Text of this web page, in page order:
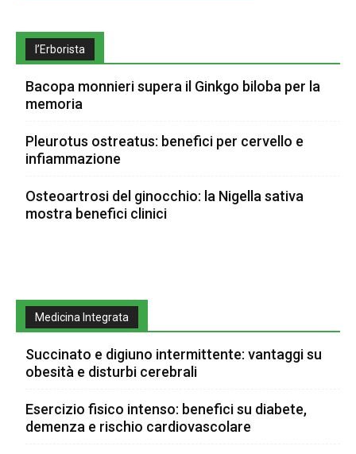
l’Erborista
Bacopa monnieri supera il Ginkgo biloba per la
memoria
Pleurotus ostreatus: benefici per cervello e
infiammazione
Osteoartrosi del ginocchio: la Nigella sativa
mostra benefici clinici
Medicina Integrata
Succinato e digiuno intermittente: vantaggi su
obesità e disturbi cerebrali
Esercizio fisico intenso: benefici su diabete,
demenza e rischio cardiovascolare